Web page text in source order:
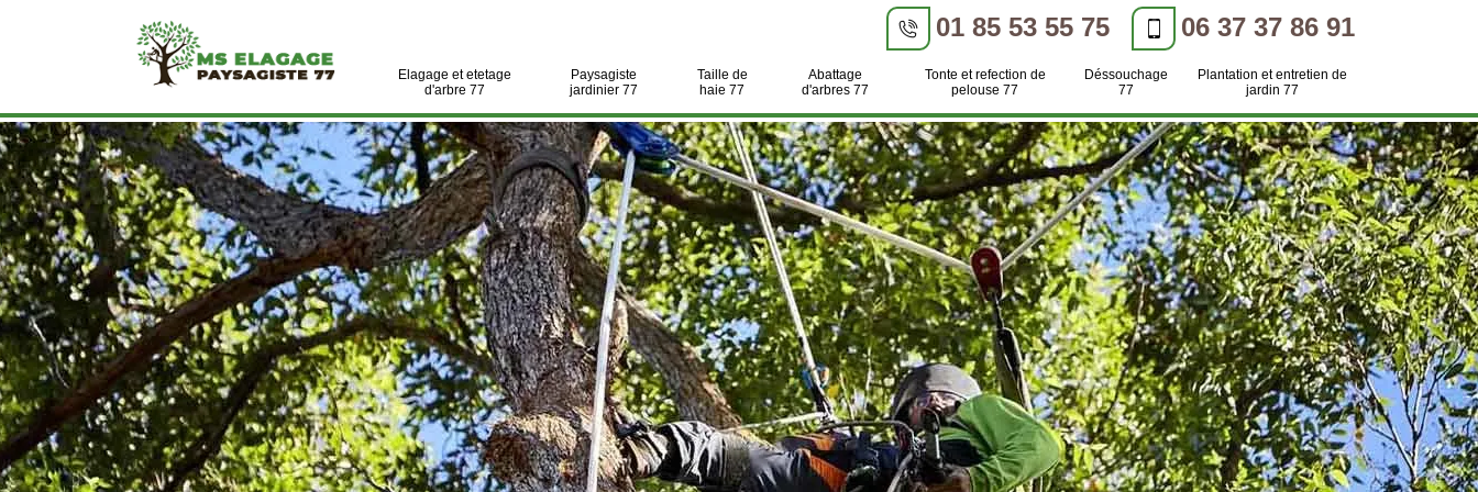
01 85 53 55 75 06 37 37 86 91
Elagage et etetage
d'arbre 77
Paysagiste
jardinier 77
Taille de
haie 77
Abattage
d'arbres 77
Tonte et refection de
pelouse 77
Déssouchage
77
Plantation et entretien de
jardin 77